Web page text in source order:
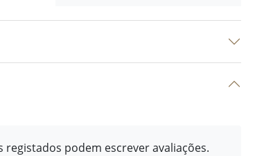
registados podem escrever avaliações.